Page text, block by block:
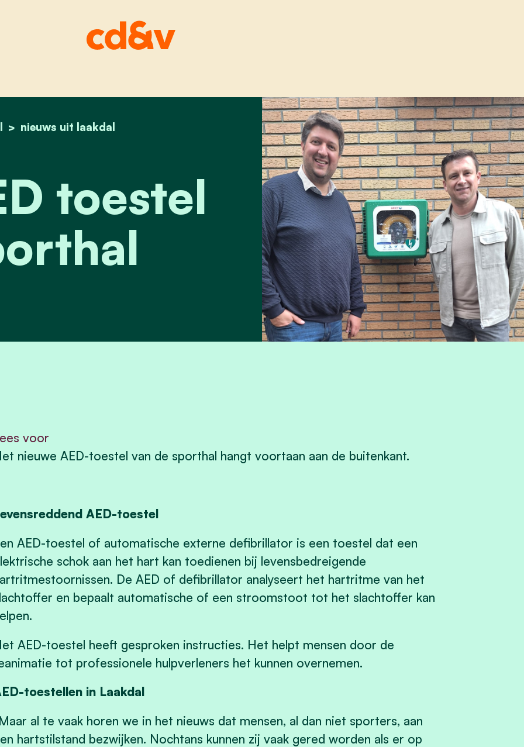
homenieuws uit laakdal
nieuw aed toestel aan sporthal
toestel
voor
nieuwe AED-toestel van de sporthal hangt voortaan aan de buitenkant.
AED-toestel
AED-toestel of automatische externe defibrillator is een toestel dat een
schok aan het hart kan toedienen bij levensbedreigende
De AED of defibrillator analyseert het hartritme van het
en bepaalt automatische of een stroomstoot tot het slachtoffer kan
AED-toestel heeft gesproken instructies. Het helpt mensen door de
tot professionele hulpverleners het kunnen overnemen.
toestellen in Laakdal
al te vaak horen we in het nieuws dat mensen, al dan niet sporters, aan
hartstilstand bezwijken. Nochtans kunnen zij vaak gered worden als er op